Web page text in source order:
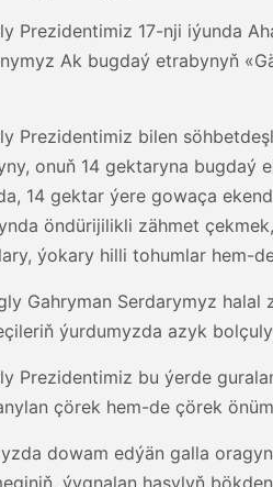
Prezidentimiz 17-nji iýunda
Ak bugdaý etrabynyň
Prezidentimiz bilen
onuň 14 gektaryna bugdaý
14 gektar ýere gowaça
öndürijilikli zähmet
ýokary hilli tohumlar hem-
Gahryman Serdarymyz
ýurdumyzda azyk
Prezidentimiz bu ýerde
çörek hem-de çörek
dowam edýän galla
ýygnalan hasylyň